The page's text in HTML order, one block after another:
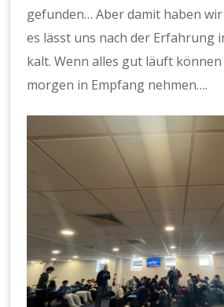
gefunden… Aber damit haben
es lässt uns nach der Erfahrung
kalt. Wenn alles gut läuft
morgen in Empfang nehmen….